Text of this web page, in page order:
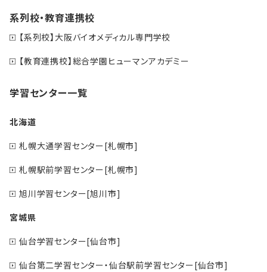
系列校・教育連携校
【系列校】大阪バイオメディカル専門学校
【教育連携校】総合学園ヒューマンアカデミー
学習センター一覧
北海道
札幌大通学習センター[札幌市]
札幌駅前学習センター[札幌市]
旭川学習センター[旭川市]
宮城県
仙台学習センター[仙台市]
仙台第二学習センター・仙台駅前学習センター[仙台市]